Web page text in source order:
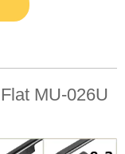
MU-026U